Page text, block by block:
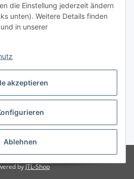
akzeptieren
Ablehnen
die Einstellung jederzeit ändern
unten). Weitere Details finden
und in unserer
widerrufen
zzgl.Versand
Hanke
byJTL-Shop